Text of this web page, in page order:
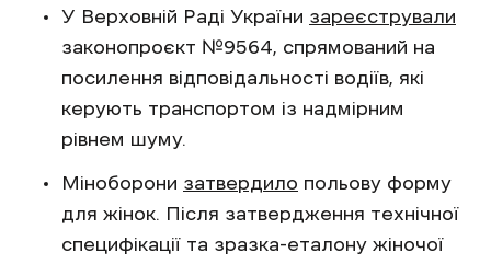
У Верховній Раді України зареєстрували
законопроєкт №9564, спрямований на
посилення відповідальності водіїв, які
керують транспортом із надмірним
рівнем шуму.
Міноборони затвердило польову форму
для жінок. Після затвердження технічної
специфікації та зразка-еталону жіночої